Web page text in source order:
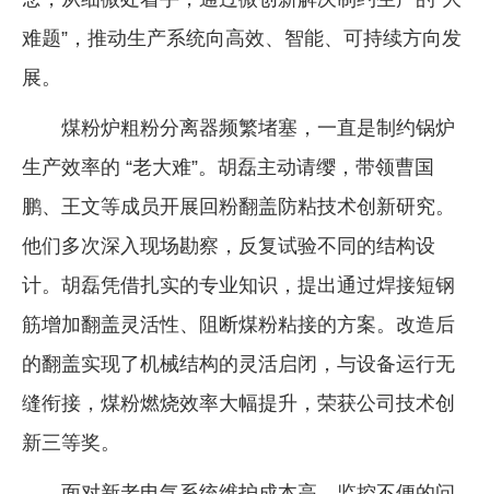
难题”，推动生产系统向高效、智能、可持续方向发
展。
煤粉炉粗粉分离器频繁堵塞，一直是制约锅炉
生产效率的 “老大难”。胡磊主动请缨，带领曹国
鹏、王文等成员开展回粉翻盖防粘技术创新研究。
他们多次深入现场勘察，反复试验不同的结构设
计。胡磊凭借扎实的专业知识，提出通过焊接短钢
筋增加翻盖灵活性、阻断煤粉粘接的方案。改造后
的翻盖实现了机械结构的灵活启闭，与设备运行无
缝衔接，煤粉燃烧效率大幅提升，荣获公司技术创
新三等奖。